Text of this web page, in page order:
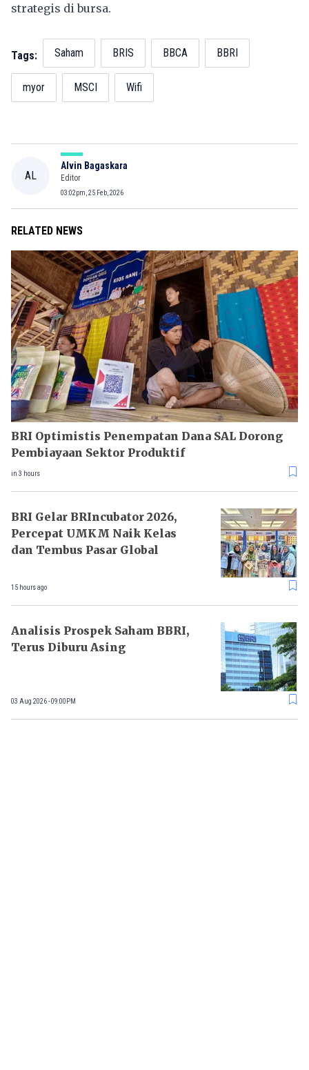
strategis di bursa.
Tags: Saham BRIS BBCA BBRI
myor MSCI Wifi
AL
Alvin Bagaskara
Editor
03:02pm, 25 Feb, 2026
RELATED NEWS
BRI Optimistis Penempatan Dana SAL Dorong
Pembiayaan Sektor Produktif
in 3 hours
BRI Gelar BRIncubator 2026,
Percepat UMKM Naik Kelas
dan Tembus Pasar Global
15 hours ago
Analisis Prospek Saham BBRI,
Terus Diburu Asing
03 Aug 2026 - 09:00PM